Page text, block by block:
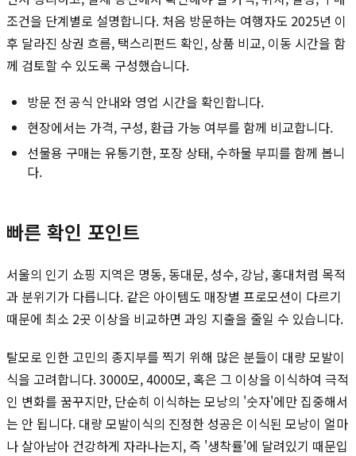
조건을 단계별로 설명합니다. 처음 방문하는 여행자도 2025년 이
후 달라진 상권 흐름, 택스리펀드 확인, 상품 비교, 이동 시간을 함
께 검토할 수 있도록 구성했습니다.
방문 전 공식 안내와 영업 시간을 확인합니다.
현장에서는 가격, 구성, 환급 가능 여부를 함께 비교합니다.
선물용 구매는 유통기한, 포장 상태, 수하물 부피를 함께 봅니
다.
빠른 확인 포인트
서울의 인기 쇼핑 지역은 명동, 동대문, 성수, 강남, 홍대처럼 목적
과 분위기가 다릅니다. 같은 아이템도 매장별 프로모션이 다르기
때문에 최소 2곳 이상을 비교하면 과잉 지출을 줄일 수 있습니다.
탈모로 인한 고민의 종지부를 찍기 위해 많은 분들이 대량 모발이
식을 고려합니다. 3000모, 4000모, 혹은 그 이상을 이식하여 극적
인 변화를 꿈꾸지만, 단순히 이식하는 모낭의 '숫자'에만 집중해서
는 안 됩니다. 대량 모발이식의 진정한 성공은 이식된 모낭이 얼마
나 살아남아 건강하게 자라나는지, 즉 '생착률'에 달려있기 때문입